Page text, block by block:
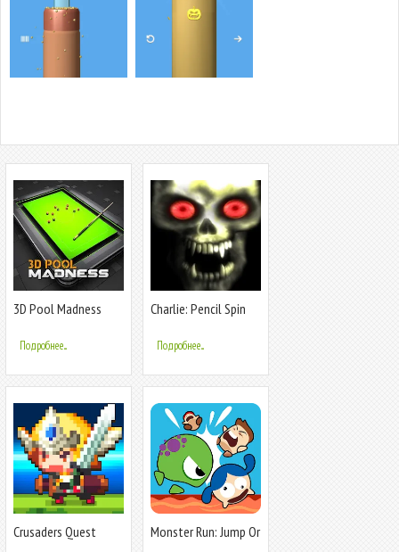
3D Pool Madness
Подробнее...
Charlie: Pencil Spin
Подробнее...
Crusaders Quest
Monster Run: Jump Or